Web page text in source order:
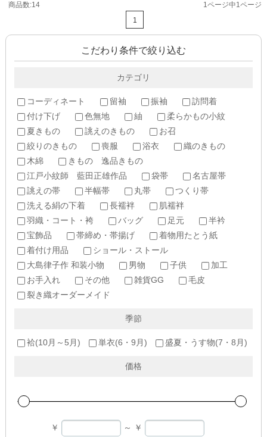
商品数:14
1ページ中1ページ
1
こだわり条件で絞り込む
カテゴリ
コーディネート 留袖 振袖
訪問着
付け下げ
色無地 紬
柔らかもの小紋
夏きもの
誂えのきもの
お召
絞りのきもの
喪服 浴衣
織のきもの
木綿
きもの 逸品きもの
江戸小紋師 藍田正雄作品
袋帯
名古屋帯
誂えの帯
半幅帯 丸帯
つくり帯
洗える絹の下着
長襦袢
肌襦袢
羽織・コート・袴
バッグ 足元
半衿
宝飾品
帯締め・帯揚げ
着物用たとう紙
着付け用品
ショール・ストール
大島律子作 和装小物
男物 子供
加工
お手入れ
その他 雑貨GG
毛皮
裂き織オーダーメイド
季節
袷(10月～5月) 単衣(6・9月) 盛夏・うす物(7・8月)
価格
￥ ～ ￥